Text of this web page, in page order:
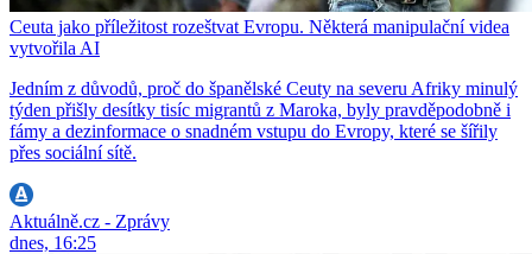
Ceuta jako příležitost rozeštvat Evropu. Některá manipulační videa
vytvořila AI
Jedním z důvodů, proč do španělské Ceuty na severu Afriky minulý
týden přišly desítky tisíc migrantů z Maroka, byly pravděpodobně i
fámy a dezinformace o snadném vstupu do Evropy, které se šířily
přes sociální sítě.
Aktuálně.cz - Zprávy
dnes, 16:25